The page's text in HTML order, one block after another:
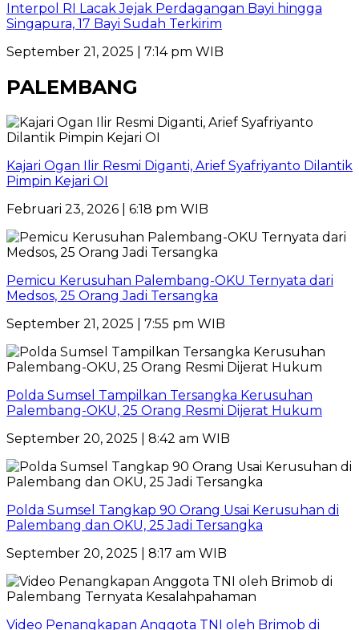
Interpol RI Lacak Jejak Perdagangan Bayi hingga
Singapura, 17 Bayi Sudah Terkirim
September 21, 2025 | 7:14 pm WIB
PALEMBANG
Kajari Ogan Ilir Resmi Diganti, Arief Syafriyanto Dilantik
Pimpin Kejari OI
Februari 23, 2026 | 6:18 pm WIB
Pemicu Kerusuhan Palembang-OKU Ternyata dari
Medsos, 25 Orang Jadi Tersangka
September 21, 2025 | 7:55 pm WIB
Polda Sumsel Tampilkan Tersangka Kerusuhan
Palembang-OKU, 25 Orang Resmi Dijerat Hukum
September 20, 2025 | 8:42 am WIB
Polda Sumsel Tangkap 90 Orang Usai Kerusuhan di
Palembang dan OKU, 25 Jadi Tersangka
September 20, 2025 | 8:17 am WIB
Video Penangkapan Anggota TNI oleh Brimob di